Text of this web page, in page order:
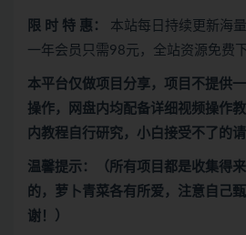
限 时 特 惠： 本站每日持续更新海
一年会员只需98元，全站资源免费
本平台仅做项目分享，项目不提供
操作，网盘内均配备详细视频操作
内教程自行研究，小白接受不了的请
温馨提示：（所有项目都是收集得
的，萝卜青菜各有所爱，注意自己
谢！）